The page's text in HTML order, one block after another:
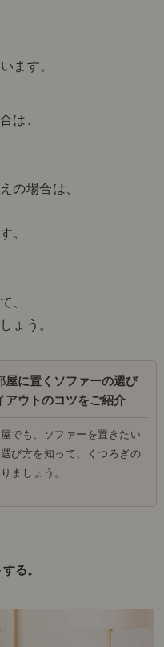
ます。
は、
の場合は、
。
、
ょう。
屋に置くソファーの選び
アウトのコツをご紹介
でも、ソファーを置きたい
び方を知って、くつろぎの
ましょう。
る。